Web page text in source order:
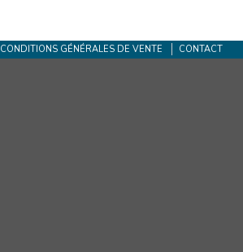
CONDITIONS GÉNÉRALES DE VENTE CONTACT